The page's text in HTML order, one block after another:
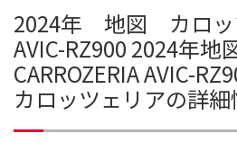
2024年 地図 カロッ
AVIC-RZ900 2024年地
CARROZERIA AVIC-
カロッツェリアの詳細